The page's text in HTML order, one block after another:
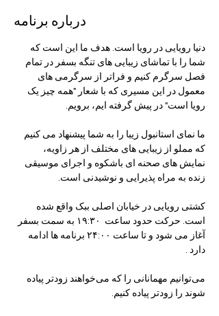
درباره برنامه
دنیا رویایی در رویا است. هدف ما این است که
شما را با تماشای زیبایی های تنگه بسفر در تمام
فصل سرگرم کنیم و فراتر از سرگرمی های
معمول در این مسیری که با شعار "همه چیز یک
رویا است" در پیش گرفته ایم، برویم.
ما نمای استانبول زیبا را به شما پیشنهاد می کنیم
که مملو از زیبایی های مختلف از هر زاویه،
نمایش های صحنه ای باشکوه و اجرای موسیقی
زنده به مراه پذیرایی و نوشیدنی است.
کشتی رویایی در خیابان اصلی ببک واقع شده
است. حرکت حدود ساعت  ۱۹:۳۰ به سمت بسفر
آغاز می شود و تا ساعت ۲۴:۰۰ برنامه ها ادامه
دارد .
می‌توانیم مهمانانی را که می‌خواهند زودتر پیاده
شوند را زودتر پیاده کنیم.